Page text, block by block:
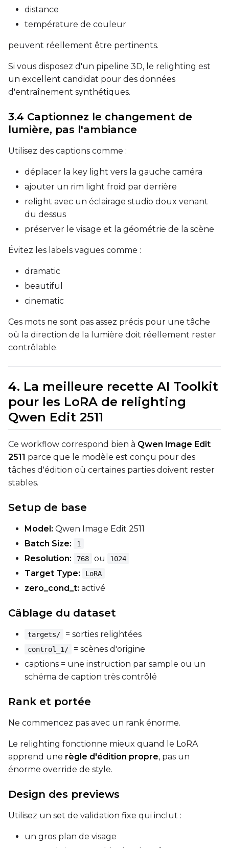
Seed
Width
Height
Width
Height
LoRA Scale
Height
Width
distance
température de couleur
peuvent réellement être pertinents.
Si vous disposez d'un pipeline 3D, le relighting est
un excellent candidat pour des données
d'entraînement synthétiques.
3.4 Captionnez le changement de
lumière, pas l'ambiance
Utilisez des captions comme :
déplacer la key light vers la gauche caméra
ajouter un rim light froid par derrière
relight avec un éclairage studio doux venant
du dessus
préserver le visage et la géométrie de la scène
Évitez les labels vagues comme :
dramatic
beautiful
cinematic
Ces mots ne sont pas assez précis pour une tâche
où la direction de la lumière doit réellement rester
contrôlable.
4. La meilleure recette AI Toolkit
pour les LoRA de relighting
Qwen Edit 2511
Ce workflow correspond bien à Qwen Image Edit
2511 parce que le modèle est conçu pour des
tâches d'édition où certaines parties doivent rester
stables.
Setup de base
Model: Qwen Image Edit 2511
Batch Size:
1
Resolution: 768 ou 1024
Target Type: LoRA
zero_cond_t: activé
Câblage du dataset
targets/ = sorties relightées
control_1/
= scènes d'origine
captions = une instruction par sample ou un
schéma de caption très contrôlé
Rank et portée
Ne commencez pas avec un rank énorme.
Le relighting fonctionne mieux quand le LoRA
apprend une règle d'édition propre, pas un
énorme override de style.
Design des previews
Utilisez un set de validation fixe qui inclut :
un gros plan de visage